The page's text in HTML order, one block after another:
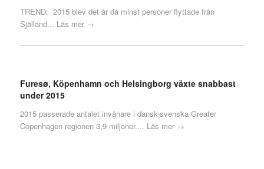
TREND: 2015 blev det år då minst personer flyttade från
Själland... Läs mer →
Furesø, Köpenhamn och Helsingborg växte snabbast
under 2015
2015 passerade antalet invånare i dansk-svenska Greater
Copenhagen regionen 3,9 miljoner.... Läs mer →